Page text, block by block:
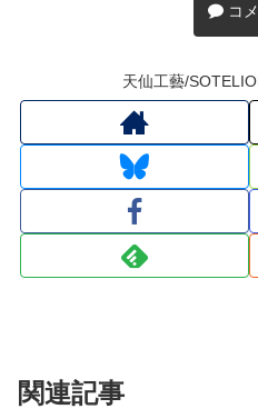
コ
天仙工藝/
関連記事